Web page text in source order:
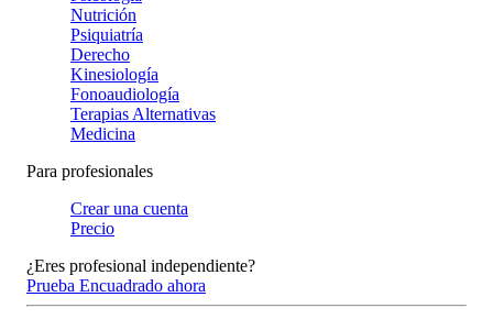
Nutrición
Psiquiatría
Derecho
Kinesiología
Fonoaudiología
Terapias Alternativas
Medicina
Para profesionales
Crear una cuenta
Precio
¿Eres profesional independiente?
Prueba Encuadrado ahora